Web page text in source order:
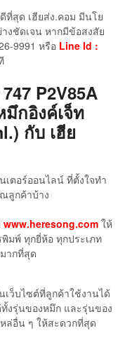
ที่สุด เฮียส่ง.คอม มีนโย
างชัดเจน หากมีข้อสงสัย
9991 หรือ Line Id :
P2V85A
กอิงค์เจ็ท
กับ เฮีย
ตอร์ออนไลน์ ที่ตั้งใจทำ
ลูกค้าบ้าง
www.heresong.comให้
มพ์ ทุกยี่ห้อ ทุกประเภท
ากที่สุด
เว็บไซต์ที่ลูกค้าใช้งานได้
งรุ่นของหมึก และรุ่นของ
ล่อื่น ๆ ให้สะดวกที่สุด